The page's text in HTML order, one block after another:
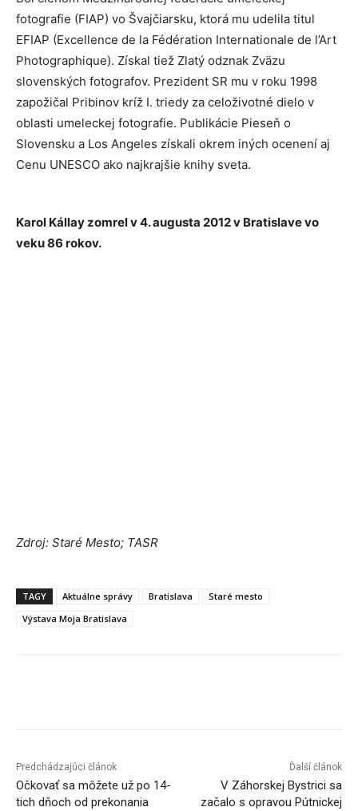
fotografie (FIAP) vo Švajčiarsku, ktorá mu udelila titul
EFIAP (Excellence de la Fédération Internationale de l’Art
Photographique). Získal tiež Zlatý odznak Zväzu
slovenských fotografov. Prezident SR mu v roku 1998
zapožičal Pribinov kríž I. triedy za celoživotné dielo v
oblasti umeleckej fotografie. Publikácie Pieseň o
Slovensku a Los Angeles získali okrem iných ocenení aj
Cenu UNESCO ako najkrajšie knihy sveta.
Karol Kállay zomrel v 4. augusta 2012 v Bratislave vo
veku 86 rokov.
Zdroj: Staré Mesto; TASR
TAGY Aktuálne správy Bratislava
Staré mesto
Výstava Moja Bratislava
Predchádzajúci článok
Očkovať sa môžete už po 14-
tich dňoch od prekonania
Ďalší článok
V Záhorskej Bystrici sa
začalo s opravou Pútnickej